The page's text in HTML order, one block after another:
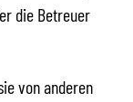
die Betreuer
von anderen